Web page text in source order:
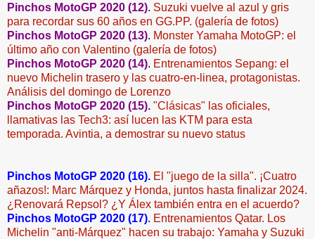
Pinchos MotoGP 2020 (12). Suzuki vuelve al azul y gris
para recordar sus 60 años en GG.PP. (galería de fotos)
Pinchos MotoGP 2020 (13). Monster Yamaha MotoGP: el
último año con Valentino (galería de fotos)
Pinchos MotoGP 2020 (14). Entrenamientos Sepang: el
nuevo Michelin trasero y las cuatro-en-linea, protagonistas.
Análisis del domingo de Lorenzo
Pinchos MotoGP 2020 (15). "Clásicas" las oficiales,
llamativas las Tech3: así lucen las KTM para esta
temporada. Avintia, a demostrar su nuevo status
Pinchos MotoGP 2020 (16). El "juego de la silla". ¡Cuatro
añazos!: Marc Márquez y Honda, juntos hasta finalizar 2024.
¿Renovará Repsol? ¿Y Álex también entra en el acuerdo?
Pinchos MotoGP 2020 (17). Entrenamientos Qatar. Los
Michelin "anti-Márquez" hacen su trabajo: Yamaha y Suzuki